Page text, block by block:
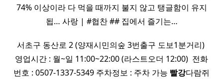
74% 이상이라 다 먹을 때까지 불지 않고 탱글함이 유지
됩… 사랑 | #협찬 ## 집에서 즐기는…
서초구 동산로 2 (양재시민의숲 3번출구 도보1분거리) ​
영업시간 : 월~일 11:00~22:00 (라스트오더 12:00) ​ 전화
번호 : 0507-1337-5349 주차정보 : 주차 가능 빨강다람쥐